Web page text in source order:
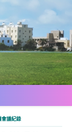
議紀錄